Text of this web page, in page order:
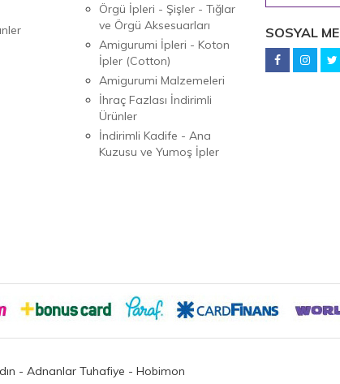
Örgü İpleri - Şişler - Tığlar
ve Örgü Aksesuarları
Amigurumi İpleri - Koton
İpler (Cotton)
Amigurumi Malzemeleri
İhraç Fazlası İndirimli
Ürünler
İndirimli Kadife - Ana
Kuzusu ve Yumoş İpler
SOSYAL
- Adnanlar Tuhafiye - Hobimon